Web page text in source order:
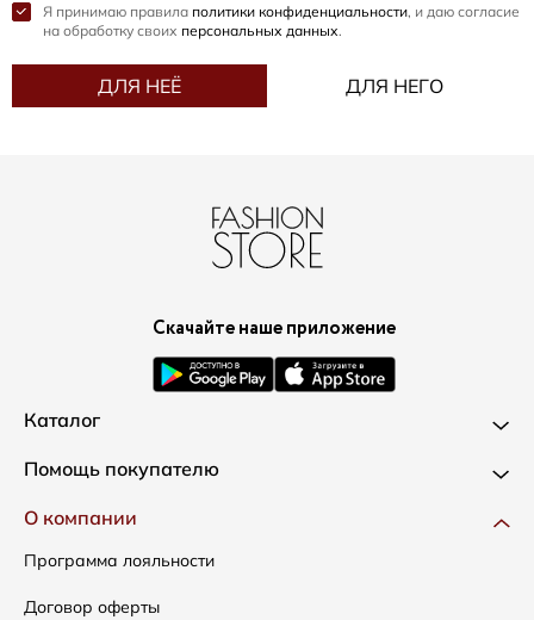
Я принимаю правила политики конфиденциальности, и даю согласие
на обработку своих персональных данных.
ДЛЯ НЕЁ ДЛЯ НЕГО
Скачайте наше приложение
Каталог
Новинки
Одежда
Сумки
Аксессуары
Помощь покупателю
Доставка и оплата
Как оформить заказ
Условия возвратов
О компании
Программа лояльности
Договор оферты